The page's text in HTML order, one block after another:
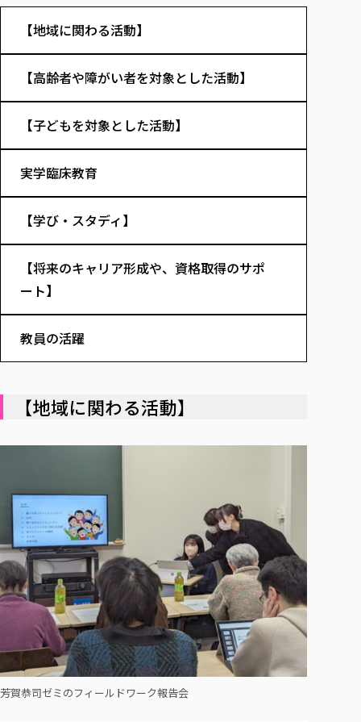
教職員募集
役員・評議員一覧
キャンパス案内
大学広報誌「TFU Newsletter 東北福祉大学通信」
初年次教育（リエゾンゼミⅠ）について
リエゾンゼミ・ナビ（テキスト等）
お役立ち情報（リンク集）
放射線モニタリング測定結果（国見キャンパス）
学校教育法施行規則第172条の2に基づく情報公開
学部・学科等設置計画履行状況報告書
仏教専修科
大学院
大学院
総合福祉学研究科 社会福祉学専攻 修士課程
教育学研究科 教育学専攻 修士課程
通信教育部
通信教育部
通信制大学院 総合福祉学研究科 社会福祉学専攻 修士課程
カリキュラム（学部・大学院）
学びの特徴
学びの特徴
初年次教育（リエゾンゼミⅠ）
禅のこころ
教員紹介・業績
学びのサポート
学びのサポート
授業料減免・奨学金等
社会人学生の育児支援（一時預かり）
学生総合補償制度
スポーツ傷害保険
進路・就職支援
東北福祉大学のキャリア教育
採用ご担当者様へ
センター長の挨拶
単独学内説明会のご案内
在学生の方
在学生の方
東北福祉大学求人・インターンシップ検索サイト（キャリタス
卒業生の方
卒業生の方
卒業後のキャリア支援体制
在学生による訪問、情報提供へのご協力のお願い
東北福祉大学のDNA
在学生インタビュー
大学指定団体紹介
海外留学・研修
外国人在学生
Prospective Students
スタッフ紹介
ニュース一覧
東北福祉大学の研究活動
東北福祉大学の研究活動
東北福祉大学の研究紹介
共同研究等をご検討の皆様へ
東北福祉大学の紀要・リポジトリ
教職研究
芹沢銈介美術工芸館年報
東北福祉大学オープンアクセス方針
産学・産学官連携
産学・産学官連携
「高齢者のフレイル予防及びデジタルデバイド解消に向けた産
学生参加 × 産学官連携 ～ 「行学一如」の実践
社会貢献・地域連携活動
社会貢献・地域連携活動
社会貢献への取り組み
社会貢献・地域連携活動報告書
各種社会貢献活動の窓口
伝承講座「311『伝える／備える』次世代塾」
被災地の子ども支援活動
生涯学習・社会人講座
自治体・団体等との主な協定
自治体・団体等との主な協定
研究者のご紹介
生涯教育・キャリア教育TOP
月例TFU実学臨床研究セミナー
特別支援教育研究室
TFU教育フォーラム
関連法人
取材について
施設利用
学内ポータルシステム
Universal Passport
【地域に関わる活動】
【高齢者や障がい者を対象とした活動】
【子どもを対象とした活動】
実学臨床教育
【学び・スタディ】
【将来のキャリア形成や、資格取得のサポ
ート】
教員の活躍
【地域に関わる活動】
芳賀恭司ゼミのフィールドワーク報告会